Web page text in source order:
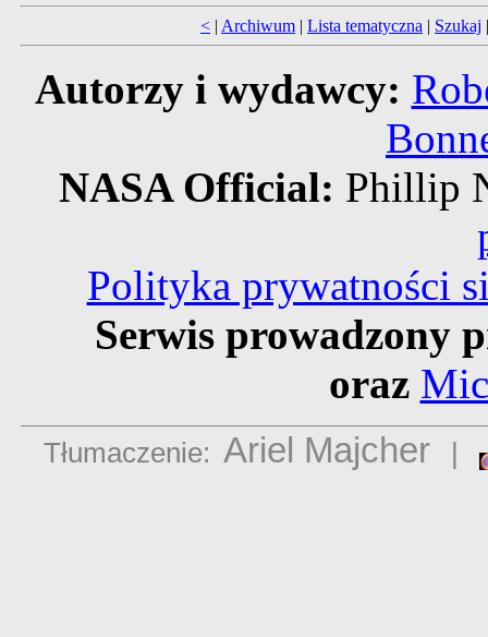
< | Archiwum | Lista tematyczna | Szukaj
Autorzy i wydawcy:
NASA Official: Phillip
Polityka prywatności
Serwis prowadzony
oraz
Tłumaczenie: Ariel Majcher |